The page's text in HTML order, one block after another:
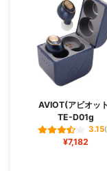
AVIOT(アビオッ
TE-D01g
3.15
¥7,182